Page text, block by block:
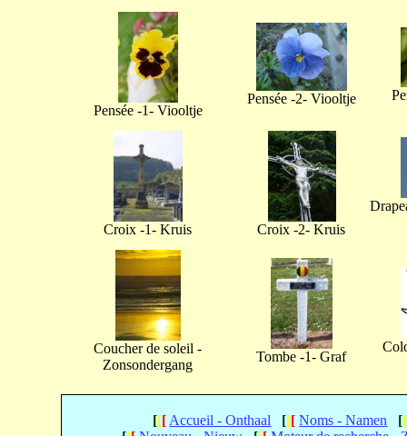
Pensée -1- Viooltje
Pensée -2- Viooltje
Croix -1- Kruis Croix -2- Kruis
Coucher de soleil -
Zonsondergang
Tombe -1- Graf
[[[ Accueil - Onthaal [[[ Noms - Namen [[